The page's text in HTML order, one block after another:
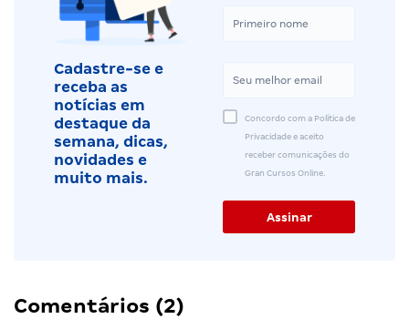
Cadastre-se e
receba as
notícias em
destaque da
semana, dicas,
novidades e
muito mais.
Concordo com a Política de
Privacidade e aceito
receber comunicações do
Gran Cursos Online.
Comentários (2)